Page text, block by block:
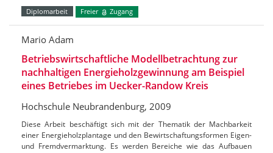
Diplomarbeit Freier Zugang
Mario Adam
Betriebswirtschaftliche Modellbetrachtung zur
nachhaltigen Energieholzgewinnung am Beispiel
eines Betriebes im Uecker-Randow Kreis
Hochschule Neubrandenburg, 2009
Diese Arbeit beschäftigt sich mit der Thematik der Machbarkeit
einer Energieholzplantage und den Bewirtschaftungsformen Eigen-
und Fremdvermarktung. Es werden Bereiche wie das Aufbauen